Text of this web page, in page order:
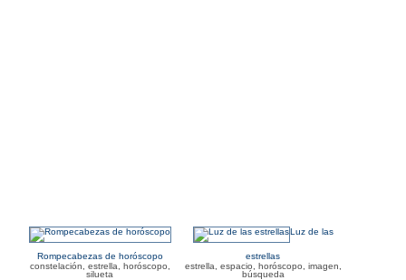
Rompecabezas de horóscopo
constelación, estrella, horóscopo,
silueta
Luz de las
estrellas
estrella, espacio, horóscopo, imagen,
búsqueda